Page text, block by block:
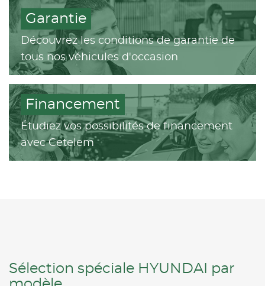
Garantie
Découvrez les conditions de garantie de
tous nos véhicules d'occasion
Financement
Étudiez vos possibilités de financement
avec Cetelem
Sélection spéciale HYUNDAI par